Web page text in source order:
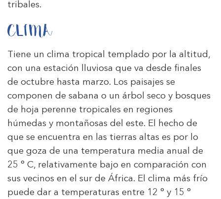
tribales.
CLIMA
Tiene un clima tropical templado por la altitud,
con una estación lluviosa que va desde finales
de octubre hasta marzo. Los paisajes se
componen de sabana o un árbol seco y bosques
de hoja perenne tropicales en regiones
húmedas y montañosas del este. El hecho de
que se encuentra en las tierras altas es por lo
que goza de una temperatura media anual de
25 ° C, relativamente bajo en comparación con
sus vecinos en el sur de África. El clima más frío
puede dar a temperaturas entre 12 ° y 15 °